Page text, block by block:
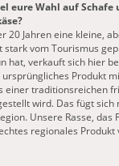
eure Wahl auf Schafe
20 Jahren eine kleine,
stark vom Tourismus
hat, verkauft sich hier
Produkt
einer traditionsreichen
wird. Das fügt sich
Unsere Rasse, das
regionales Produkt